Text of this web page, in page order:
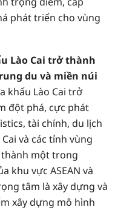
phát triển cho vùng
Lào Cai trở thành
du và miền núi
khẩu Lào Cai trở
đột phá, cực phát
tài chính, du lịch
và các tỉnh vùng
thành một trong
khu vực ASEAN và
tâm là xây dựng và
xây dựng mô hình